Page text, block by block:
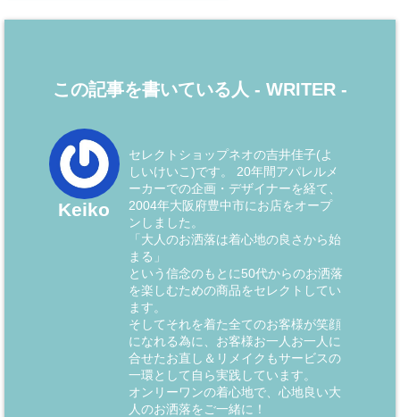
この記事を書いている人 - WRITER -
Keiko
セレクトショップネオの吉井佳子(よ
しいけいこ)です。 20年間アパレルメ
ーカーでの企画・デザイナーを経て、
2004年大阪府豊中市にお店をオープ
ンしました。
「大人のお洒落は着心地の良さから始
まる」
という信念のもとに50代からのお洒落
を楽しむための商品をセレクトしてい
ます。
そしてそれを着た全てのお客様が笑顔
になれる為に、お客様お一人お一人に
合せたお直し＆リメイクもサービスの
一環として自ら実践しています。
オンリーワンの着心地で、心地良い大
人のお洒落をご一緒に！